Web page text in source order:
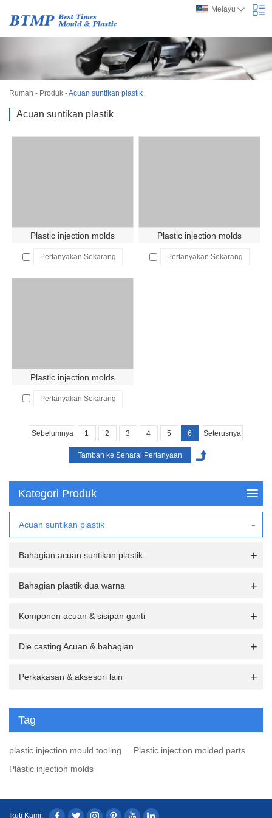
Melayu
Rumah - Produk -Acuan suntikan plastik
Acuan suntikan plastik
Plastic injection molds
Pertanyakan Sekarang
Plastic injection molds
Pertanyakan Sekarang
Plastic injection molds
Pertanyakan Sekarang
Sebelumnya 1 2 3 4 5 6 Seterusnya
Kategori Produk
Acuan suntikan plastik
Bahagian acuan suntikan plastik
Bahagian plastik dua warna
Komponen acuan & sisipan ganti
Die casting Acuan & bahagian
Perkakasan & aksesori lain
Tag
plastic injection mould tooling
Plastic injection molded parts
Plastic injection molds
Ikuti Kami: